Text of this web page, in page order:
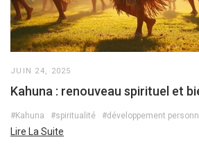
JUIN 24, 2025
Kahuna : renouveau spirituel et
#Kahuna #spiritualité #développement
Lire La Suite